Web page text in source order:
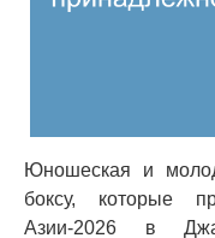
Юношеская и
боксу, которые
Азии-2026 в